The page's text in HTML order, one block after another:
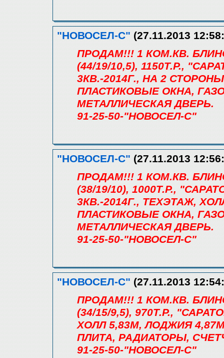
"НОВОСЕЛ-С" (27.11.2013
ПРОДАМ!!! 1 КОМ.КВ.
(44/19/10,5), 1150Т.Р.,
3КВ.-2014Г., НА 2
ПЛАСТИКОВЫЕ ОКНА,
МЕТАЛЛИЧЕСКАЯ ДВЕРЬ.
91-25-50-"НОВОСЕЛ-С"
"НОВОСЕЛ-С" (27.11.2013
ПРОДАМ!!! 1 КОМ.КВ.
(38/19/10), 1000Т.Р.,
3КВ.-2014Г., ТЕХЭТАЖ,
ПЛАСТИКОВЫЕ ОКНА,
МЕТАЛЛИЧЕСКАЯ ДВЕРЬ.
91-25-50-"НОВОСЕЛ-С"
"НОВОСЕЛ-С" (27.11.2013
ПРОДАМ!!! 1 КОМ.КВ.
(34/15/9,5), 970Т.Р.,
ХОЛЛ 5,83М, ЛОДЖИЯ
ПЛИТА, РАДИАТОРЫ,
91-25-50-"НОВОСЕЛ-С"